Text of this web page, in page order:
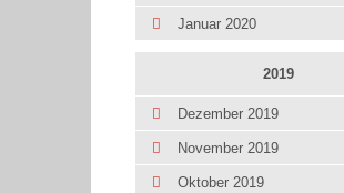
Januar 2020
2019
Dezember 2019
November 2019
Oktober 2019